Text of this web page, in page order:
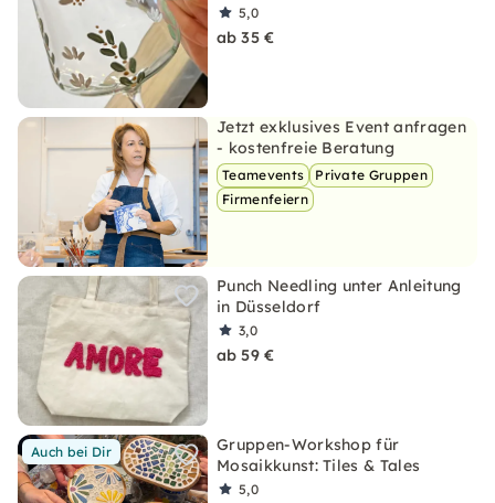
5,0
ab 35 €
Jetzt exklusives Event anfragen
- kostenfreie Beratung
Teamevents
Private Gruppen
Firmenfeiern
Punch Needling unter Anleitung
in Düsseldorf
3,0
ab 59 €
Auch bei Dir
Gruppen-Workshop für
Mosaikkunst: Tiles & Tales
5,0